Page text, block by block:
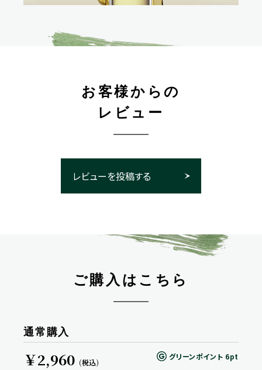
お客様からの
レビュー
レビューを投稿する
ご購入はこちら
通常購入
￥2,960 (税込)
グリーンポイント 6pt